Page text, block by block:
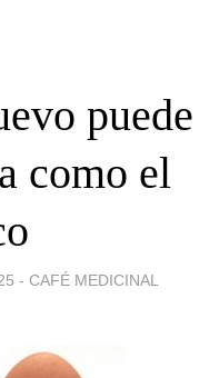
puede
como el
- CAFÉ MEDICINAL